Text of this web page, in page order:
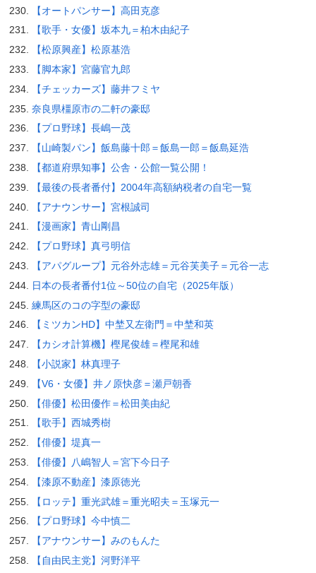
【オートパンサー】高田克彦
【歌手・女優】坂本九＝柏木由紀子
【松原興産】松原基浩
【脚本家】宮藤官九郎
【チェッカーズ】藤井フミヤ
奈良県橿原市の二軒の豪邸
【プロ野球】長嶋一茂
【山崎製パン】飯島藤十郎＝飯島一郎＝飯島延浩
【都道府県知事】公舎・公館一覧公開！
【最後の長者番付】2004年高額納税者の自宅一覧
【アナウンサー】宮根誠司
【漫画家】青山剛昌
【プロ野球】真弓明信
【アパグループ】元谷外志雄＝元谷芙美子＝元谷一志
日本の長者番付1位～50位の自宅（2025年版）
練馬区のコの字型の豪邸
【ミツカンHD】中埜又左衛門＝中埜和英
【カシオ計算機】樫尾俊雄＝樫尾和雄
【小説家】林真理子
【V6・女優】井ノ原快彦＝瀬戸朝香
【俳優】松田優作＝松田美由紀
【歌手】西城秀樹
【俳優】堤真一
【俳優】八嶋智人＝宮下今日子
【漆原不動産】漆原徳光
【ロッテ】重光武雄＝重光昭夫＝玉塚元一
【プロ野球】今中慎二
【アナウンサー】みのもんた
【自由民主党】河野洋平